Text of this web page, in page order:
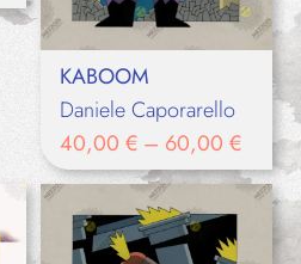
KABOOM
Daniele Caporarello
40,00 € – 60,00 €